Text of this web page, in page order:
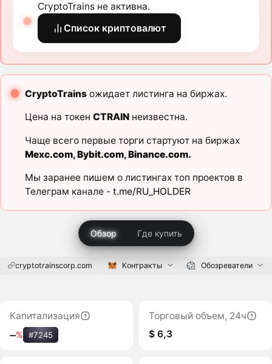
CryptoTrains не активна.
Список криптовалют
CryptoTrainsожидает листинга на биржах.
Цена на токен CTRAINнеизвестна.
Чаще всего первые торги стартуют на биржах
Mexc.com,Bybit.com,Binance.com.
Мы заранее пишем о листингах топ проектов в
Телеграм канале - t.me/RU_HOLDER
Обзор Где купить
cryptotrainscorp.com Контракты Обозреватели
Капитализация
‒% #7245
Торговый объем, 24ч
$ 6,3